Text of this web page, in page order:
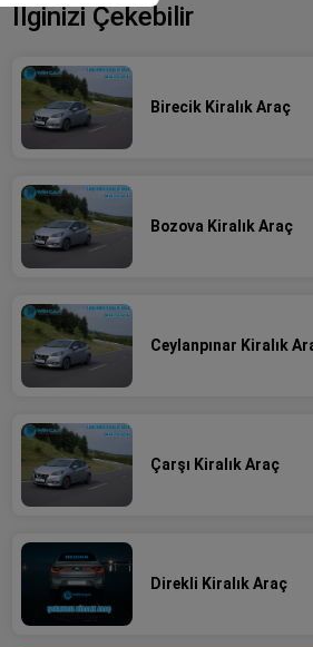
İlginizi Çekebilir
Birecik Kiralık Araç
Bozova Kiralık Araç
Ceylanpınar Kiralık
Çarşı Kiralık Araç
Direkli Kiralık Araç